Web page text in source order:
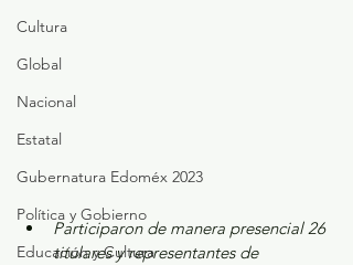
Cultura
Global
Nacional
Estatal
Gubernatura Edoméx 2023
Política y Gobierno
Educación y Cultura
Participaron de manera presencial 26
titulares y representantes de